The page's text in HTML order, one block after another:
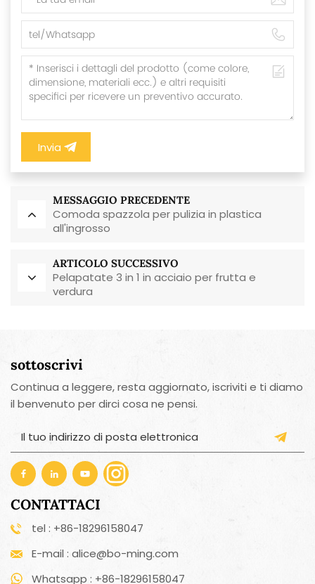
Invia
MESSAGGIO PRECEDENTE
Comoda spazzola per pulizia in plastica
all'ingrosso
ARTICOLO SUCCESSIVO
Pelapatate 3 in 1 in acciaio per frutta e
verdura
sottoscrivi
Continua a leggere, resta aggiornato, iscriviti e ti diamo
il benvenuto per dirci cosa ne pensi.
CONTATTACI
tel : +86-18296158047
E-mail : alice@bo-ming.com
Whatsapp : +86-18296158047